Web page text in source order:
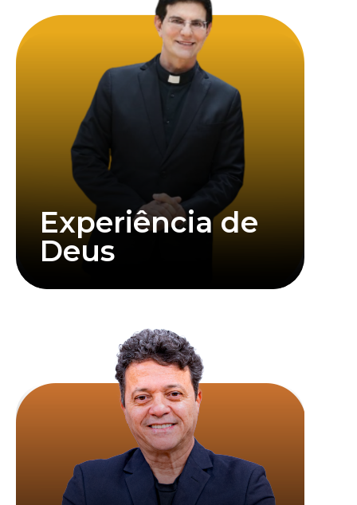
Experiência de
Deus
Reginaldo Aparecido Manzotti é um sacerdote
católico brasileiro. Exerce suas funções
sacerdotais como pároco do Santuário de Nossa
Senhora de Guadalupe, em Curitiba. É também
cantor, compositor, escritor e apresentador de
Clique abaixo para assistir mais informações
Saiba mais